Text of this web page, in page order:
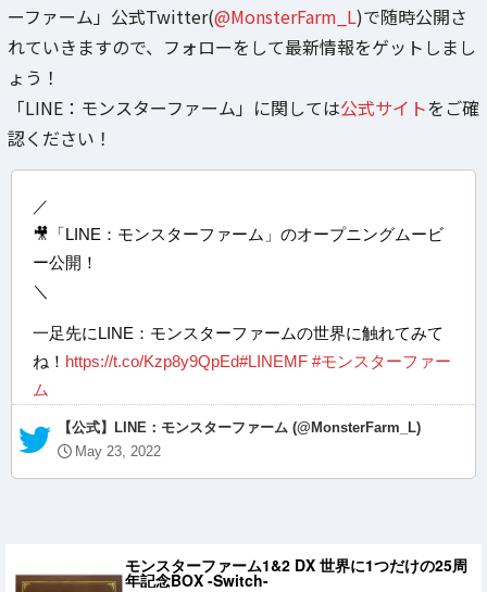
ーファーム」公式Twitter(@MonsterFarm_L)で随時公開さ
れていきますので、フォローをして最新情報をゲットしまし
ょう！
「LINE：モンスターファーム」に関しては公式サイトをご確
認ください！
／
🎥「LINE：モンスターファーム」のオープニングムービ
ー公開！
＼
一足先にLINE：モンスターファームの世界に触れてみて
ね！ https://t.co/Kzp8y9QpEd#LINEMF #モンスターファー
ム
— 【公式】LINE：モンスターファーム (@MonsterFarm_L)
May 23, 2022
モンスターファーム1&2 DX 世界に1つだけの25周
年記念BOX -Switch-